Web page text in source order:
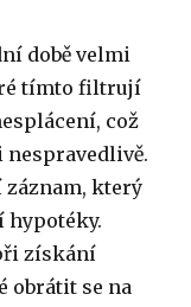
době velmi
tímto filtrují
což
nespravedlivě.
který
hypotéky.
získání
obrátit se na